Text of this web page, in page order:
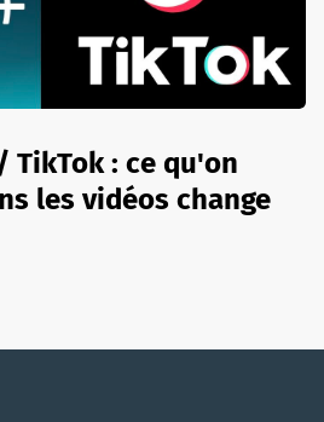
TikTok : ce qu'on
les vidéos change